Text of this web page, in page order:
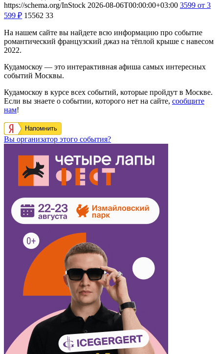
https://schema.org/InStock 2026-08-06T00:00:00+03:00 3599 от 3
599 ₽ 15562 33
На нашем сайте вы найдете всю информацию про событие
романтический французский джаз на тёплой крыше с навесом
2022.
Кудамоскоу — это интерактивная афиша самых интересных
событий Москвы.
Кудамоскоу в курсе всех событий, которые пройдут в Москве.
Если вы знаете о событии, которого нет на сайте, сообщите
нам!
Напомнить
Вы организатор этого события?